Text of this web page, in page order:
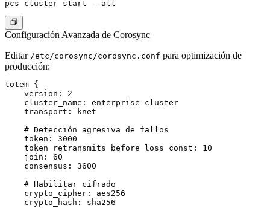
Configuración Avanzada de Corosync
Editar /etc/corosync/corosync.conf para optimización de
producción:
totem {
    version: 2
    cluster_name: enterprise-cluster
    transport: knet
    # Detección agresiva de fallos
    token: 3000
    token_retransmits_before_loss_const: 10
    join: 60
    consensus: 3600
    # Habilitar cifrado
    crypto_cipher: aes256
    crypto_hash: sha256